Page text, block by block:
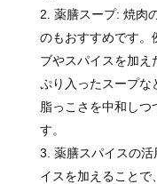
薬膳スープ: 焼肉
のもおすすめです。
ブやスパイスを加え
ぷり入ったスープな
脂っこさを中和しつ
す。
薬膳スパイスの
イスを加えることで